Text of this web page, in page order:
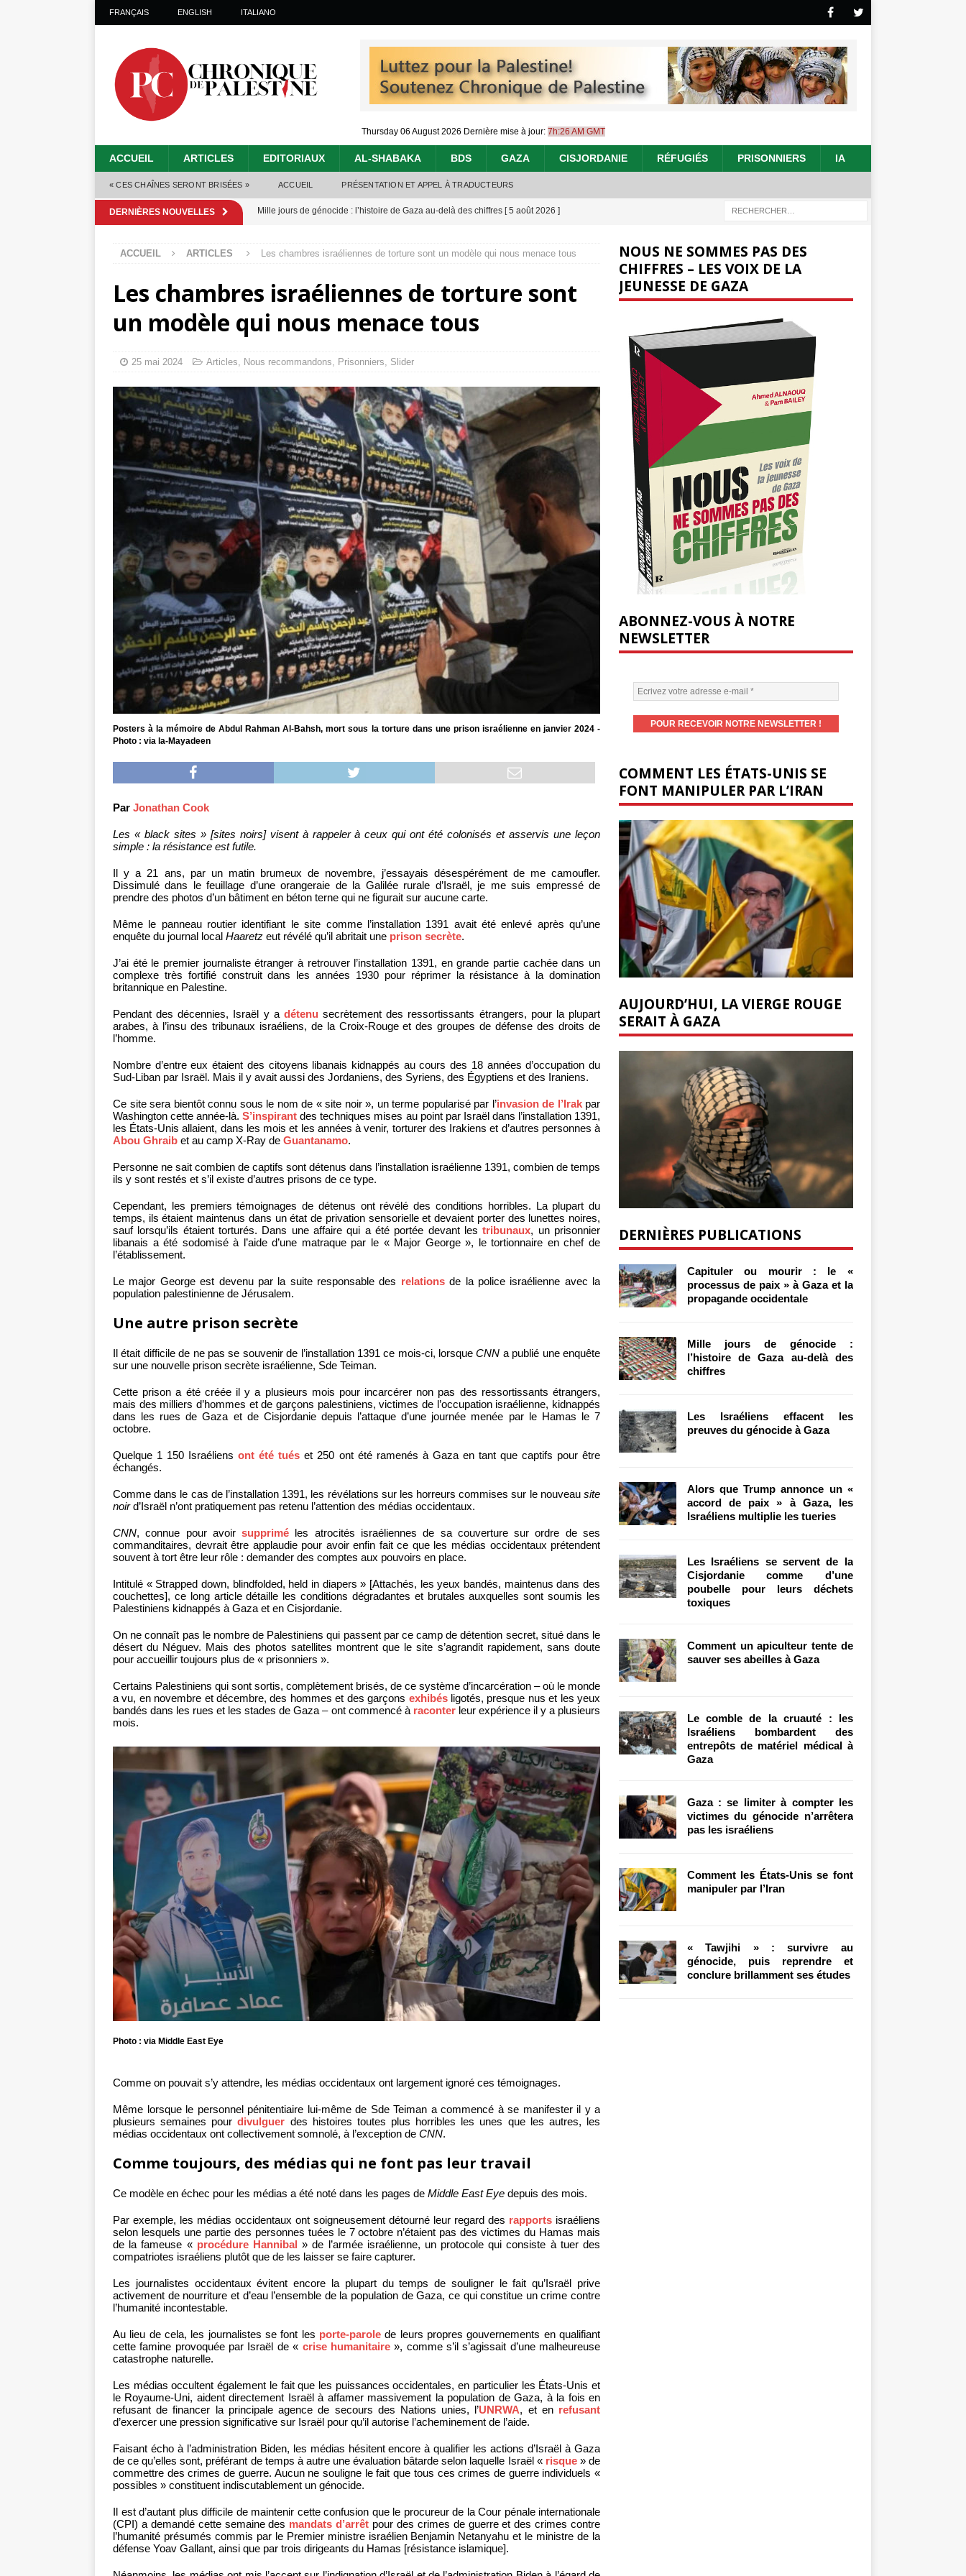
FRANÇAIS ENGLISH ITALIANO
Thursday 06 August 2026 Dernière mise à jour: 7h:26 AM GMT
ACCUEIL ARTICLES EDITORIAUX AL-SHABAKA BDS GAZA CISJORDANIE RÉFUGIÉS PRISONNIERS IA
« CES CHAÎNES SERONT BRISÉES » ACCUEIL PRÉSENTATION ET APPEL À TRADUCTEURS
DERNIÈRES NOUVELLES Mille jours de génocide : l’histoire de Gaza au-delà des chiffres [ 5 août 2026 ]
Alors que Trump annonce un « accord de paix » à Gaza, les Israéliens multiplie les
tueries [ 4 août 2026 ]
toxiques [ 3 août 2026 ]
Capituler ou mourir : le « processus de paix » à Gaza et la propagande occidentale
ACCUEIL ARTICLES Les chambres israéliennes de torture sont un modèle qui nous menace tous
Les chambres israéliennes de torture sont
un modèle qui nous menace tous
25 mai 2024 Articles, Nous recommandons, Prisonniers, Slider
Posters à la mémoire de Abdul Rahman Al-Bahsh, mort sous la torture dans une prison israélienne en janvier 2024 -
Photo : via la-Mayadeen
Par Jonathan Cook
Les « black sites » [sites noirs] visent à rappeler à ceux qui ont été colonisés et asservis une leçon
simple : la résistance est futile.
Il y a 21 ans, par un matin brumeux de novembre, j’essayais désespérément de me camoufler.
Dissimulé dans le feuillage d’une orangeraie de la Galilée rurale d’Israël, je me suis empressé de
prendre des photos d’un bâtiment en béton terne qui ne figurait sur aucune carte.
Même le panneau routier identifiant le site comme l’installation 1391 avait été enlevé après qu’une
enquête du journal local Haaretz eut révélé qu’il abritait une prison secrète.
J’ai été le premier journaliste étranger à retrouver l’installation 1391, en grande partie cachée dans un
complexe très fortifié construit dans les années 1930 pour réprimer la résistance à la domination
britannique en Palestine.
Pendant des décennies, Israël y a détenu secrètement des ressortissants étrangers, pour la plupart
arabes, à l’insu des tribunaux israéliens, de la Croix-Rouge et des groupes de défense des droits de
l’homme.
Nombre d’entre eux étaient des citoyens libanais kidnappés au cours des 18 années d’occupation du
Sud-Liban par Israël. Mais il y avait aussi des Jordaniens, des Syriens, des Égyptiens et des Iraniens.
Ce site sera bientôt connu sous le nom de « site noir », un terme popularisé par l’invasion de l’Irakpar
Washington cette année-là.S’inspirant des techniques mises au point par Israël dans l’installation 1391,
les États-Unis allaient, dans les mois et les années à venir, torturer des Irakiens et d’autres personnes à
Abou Ghraib et au camp X-Ray de Guantanamo.
Personne ne sait combien de captifs sont détenus dans l’installation israélienne 1391, combien de temps
ils y sont restés et s’il existe d’autres prisons de ce type.
Cependant, les premiers témoignages de détenus ont révélé des conditions horribles. La plupart du
temps, ils étaient maintenus dans un état de privation sensorielle et devaient porter des lunettes noires,
sauf lorsqu’ils étaient torturés. Dans une affaire qui a été portée devant lestribunaux, un prisonnier
libanais a été sodomisé à l’aide d’une matraque par le « Major George », le tortionnaire en chef de
l’établissement.
Le major George est devenu par la suite responsable des relationsde la police israélienne avec la
population palestinienne de Jérusalem.
Une autre prison secrète
Il était difficile de ne pas se souvenir de l’installation 1391 ce mois-ci, lorsqueCNN a publié une enquête
sur une nouvelle prison secrète israélienne, Sde Teiman.
Cette prison a été créée il y a plusieurs mois pour incarcérer non pas des ressortissants étrangers,
mais des milliers d’hommes et de garçons palestiniens, victimes de l’occupation israélienne, kidnappés
dans les rues de Gaza et de Cisjordanie depuis l’attaque d’une journée menée par le Hamas le 7
octobre.
Quelque 1 150 Israéliensont été tués et 250 ont été ramenés à Gaza en tant que captifs pour être
échangés.
Comme dans le cas de l’installation 1391, les révélations sur les horreurs commises sur le nouveausite
noird’Israël n’ont pratiquement pas retenu l’attention des médias occidentaux.
CNN, connue pour avoirsupprimé les atrocités israéliennes de sa couverture sur ordre de ses
commanditaires, devrait être applaudie pour avoir enfin fait ce que les médias occidentaux prétendent
souvent à tort être leur rôle : demander des comptes aux pouvoirs en place.
Intitulé « Strapped down, blindfolded, held in diapers » [Attachés, les yeux bandés, maintenus dans des
couchettes], ce long article détaille les conditions dégradantes et brutales auxquelles sont soumis les
Palestiniens kidnappés à Gaza et en Cisjordanie.
On ne connaît pas le nombre de Palestiniens qui passent par ce camp de détention secret, situé dans le
désert du Néguev. Mais des photos satellites montrent que le site s’agrandit rapidement, sans doute
pour accueillir toujours plus de « prisonniers ».
Certains Palestiniens qui sont sortis, complètement brisés, de ce système d’incarcération – où le monde
a vu, en novembre et décembre, des hommes et des garçons exhibésligotés, presque nus et les yeux
bandés dans les rues et les stades de Gaza – ont commencé à raconterleur expérience il y a plusieurs
mois.
Photo : via Middle East Eye
Comme on pouvait s’y attendre, les médias occidentaux ont largement ignoré ces témoignages.
Même lorsque le personnel pénitentiaire lui-même de Sde Teiman a commencé à se manifester il y a
plusieurs semaines pourdivulguer des histoires toutes plus horribles les unes que les autres, les
médias occidentaux ont collectivement somnolé, à l’exception de CNN.
Comme toujours, des médias qui ne font pas leur travail
Ce modèle en échec pour les médias a été noté dans les pages de Middle East Eye depuis des mois.
Par exemple, les médias occidentaux ont soigneusement détourné leur regard des rapports israéliens
selon lesquels une partie des personnes tuées le 7 octobre n’étaient pas des victimes du Hamas mais
de la fameuse « procédure Hannibal » de l’armée israélienne, un protocole qui consiste à tuer des
compatriotes israéliens plutôt que de les laisser se faire capturer.
Les journalistes occidentaux évitent encore la plupart du temps de souligner le fait qu’Israël prive
activement de nourriture et d’eau l’ensemble de la population de Gaza, ce qui constitue un crime contre
l’humanité incontestable.
Au lieu de cela, les journalistes se font les porte-parole de leurs propres gouvernements en qualifiant
cette famine provoquée par Israël de « crise humanitaire», comme s’il s’agissait d’une malheureuse
catastrophe naturelle.
Les médias occultent également le fait que les puissances occidentales, en particulier les États-Unis et
le Royaume-Uni, aident directement Israël à affamer massivement la population de Gaza, à la fois en
refusant de financer la principale agence de secours des Nations unies, l’UNRWA, et en refusant
d’exercer une pression significative sur Israël pour qu’il autorise l’acheminement de l’aide.
Faisant écho à l’administration Biden, les médias hésitent encore à qualifier les actions d’Israël à Gaza
de ce qu’elles sont, préférant de temps à autre une évaluation bâtarde selon laquelle Israël « risque» de
commettre des crimes de guerre. Aucun ne souligne le fait que tous ces crimes de guerre individuels «
possibles » constituent indiscutablement un génocide.
Il est d’autant plus difficile de maintenir cette confusion que le procureur de la Cour pénale internationale
(CPI) a demandé cette semaine des mandats d’arrêt pour des crimes de guerre et des crimes contre
l’humanité présumés commis par le Premier ministre israélien Benjamin Netanyahu et le ministre de la
défense Yoav Gallant, ainsi que par trois dirigeants du Hamas [résistance islamique].
NOUS NE SOMMES PAS DES
CHIFFRES – LES VOIX DE LA
JEUNESSE DE GAZA
ABONNEZ-VOUS À NOTRE
NEWSLETTER
COMMENT LES ÉTATS-UNIS SE
FONT MANIPULER PAR L’IRAN
AUJOURD’HUI, LA VIERGE ROUGE
SERAIT À GAZA
DERNIÈRES PUBLICATIONS
Capituler ou mourir : le «
processus de paix » à Gaza et la
propagande occidentale
Mille jours de génocide :
l’histoire de Gaza au-delà des
chiffres
Les Israéliens effacent les
preuves du génocide à Gaza
Alors que Trump annonce un «
accord de paix » à Gaza, les
Israéliens multiplie les tueries
Les Israéliens se servent de la
Cisjordanie comme d’une
poubelle pour leurs déchets
toxiques
Comment un apiculteur tente de
sauver ses abeilles à Gaza
Le comble de la cruauté : les
Israéliens bombardent des
entrepôts de matériel médical à
Gaza
Gaza : se limiter à compter les
victimes du génocide n’arrêtera
pas les israéliens
Comment les États-Unis se font
manipuler par l’Iran
« Tawjihi » : survivre au
génocide, puis reprendre et
conclure brillamment ses études